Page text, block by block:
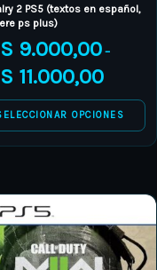
2 PS5 (textos en español,
ps plus)
9.000,00 –
11.000,00
OPCIONES
ARS
through
ARS